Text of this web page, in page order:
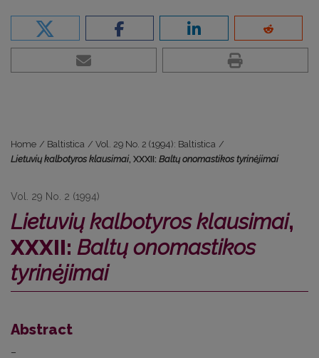
Home / Baltistica / Vol. 29 No. 2 (1994): Baltistica /
Lietuvių kalbotyros klausimai, XXXII: Baltų onomastikos tyrinėjimai
Vol. 29 No. 2 (1994)
Lietuvių kalbotyros klausimai,
XXXII: Baltų onomastikos
tyrinėjimai
Abstract
–